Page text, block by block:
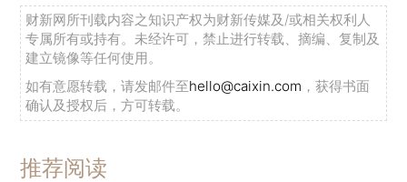
财新网所刊载内容之知识产权为财新传媒及/或相关权利人
专属所有或持有。未经许可，禁止进行转载、摘编、复制及
建立镜像等任何使用。
如有意愿转载，请发邮件至hello@caixin.com ，获得书面
确认及授权后，方可转载。
推荐阅读